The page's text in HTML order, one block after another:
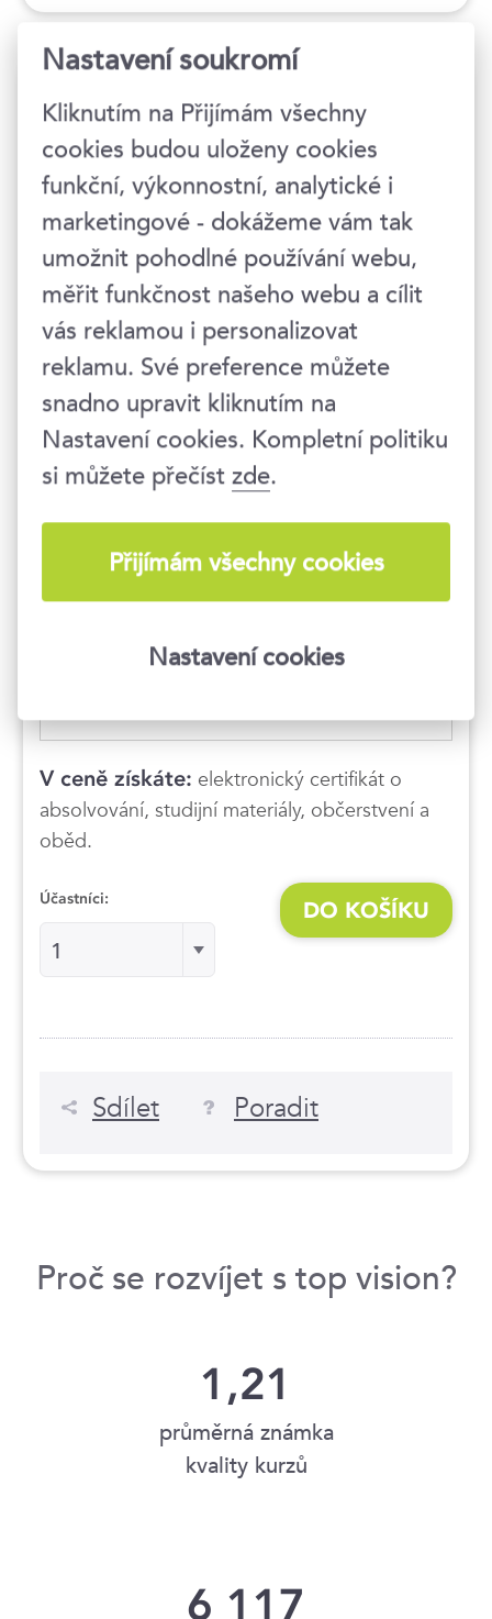
Termíny konání
Hlídat nové termíny
22. 9. 2026
09:00–16:30 hod.
Praha 1
, Národní 416/37
garantovaný termín
7 990 Kč
9 668 Kč s DPH
09:00–16:30 hod.
Praha 8
, Karlínské náměstí 225/8
V ceně získáte: elektronický certifikát o
absolvování, studijní materiály, občerstvení a
oběd.
Účastníci:
1
DO KOŠÍKU
Sdílet Poradit
Proč se rozvíjet s top vision?
1,21
průměrná známka
kvality kurzů
6 117
Nastavení soukromí
Kliknutím na Přijímám všechny
cookies budou uloženy cookies
funkční, výkonnostní, analytické i
marketingové - dokážeme vám tak
umožnit pohodlné používání webu,
měřit funkčnost našeho webu a cílit
vás reklamou i personalizovat
reklamu. Své preference můžete
snadno upravit kliknutím na
Nastavení cookies. Kompletní politiku
si můžete přečístzde.
Přijímám všechny cookies
Nastavení cookies